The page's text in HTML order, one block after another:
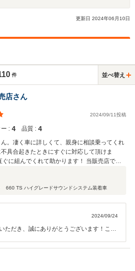
更新日 2024年06 月 10日
件 並べ替え
店さん
2024/09/11投稿
: 4 品質 : 4
。凄く車に詳しくて、親身に相談乗ってくれ
具合起きたときにすぐに対応して頂けま
に組んでくれて助かります！ 当販売店での
く乗れる車を勧めてくれます。 安心してカー
TS ハイグレードサウンドシステム装着車
2024/09/24
ただき、誠にありがとうございます！これ
きたこと、本当に嬉しく思います。お客様
寄り添い、安心してお車をご利用いただけ
ートいたします。何かご不安な点やお困り